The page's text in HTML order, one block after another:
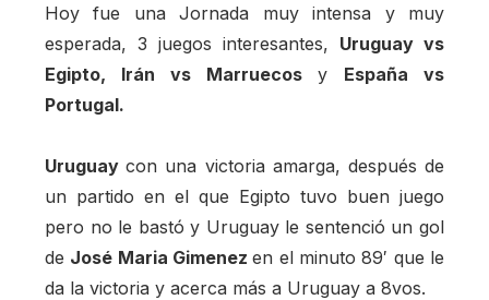
Hoy fue una Jornada muy intensa y muy
esperada, 3 juegos interesantes, Uruguay vs
Egipto, Irán vs Marruecos y España vs
Portugal.
Uruguaycon una victoria amarga, después de
un partido en el que Egipto tuvo buen juego
pero no le bastó y Uruguay le sentenció un gol
de José Maria Gimenezen el minuto 89′ que le
da la victoria y acerca más a Uruguay a 8vos.